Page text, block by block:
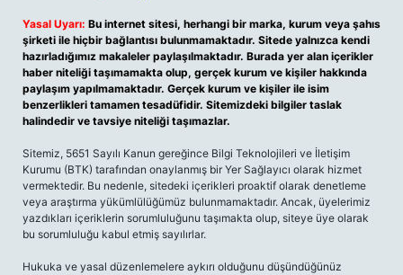
Yasal Uyarı: Bu internet sitesi, herhangi bir marka, kurum veya şahıs
şirketi ile hiçbir bağlantısı bulunmamaktadır. Sitede yalnızca kendi
hazırladığımız makaleler paylaşılmaktadır. Burada yer alan içerikler
haber niteliği taşımamakta olup, gerçek kurum ve kişiler hakkında
paylaşım yapılmamaktadır. Gerçek kurum ve kişiler ile isim
benzerlikleri tamamen tesadüfidir. Sitemizdeki bilgiler taslak
halindedir ve tavsiye niteliği taşımazlar.
Sitemiz, 5651 Sayılı Kanun gereğince Bilgi Teknolojileri ve İletişim
Kurumu (BTK) tarafından onaylanmış bir Yer Sağlayıcı olarak hizmet
vermektedir. Bu nedenle, sitedeki içerikleri proaktif olarak denetleme
veya araştırma yükümlülüğümüz bulunmamaktadır. Ancak, üyelerimiz
yazdıkları içeriklerin sorumluluğunu taşımakta olup, siteye üye olarak
bu sorumluluğu kabul etmiş sayılırlar.
Hukuka ve yasal düzenlemelere aykırı olduğunu düşündüğünüz